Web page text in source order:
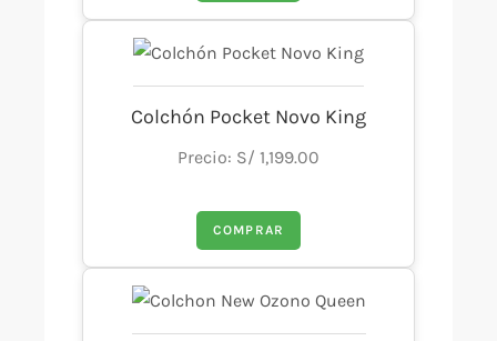
Colchón Pocket Novo King
Precio: S/ 1,199.00
COMPRAR